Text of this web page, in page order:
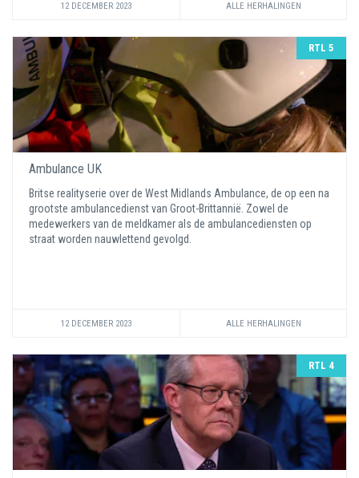
12 DECEMBER 2023 ALLE HERHALINGEN
RTL 5
Ambulance UK
Britse realityserie over de West Midlands Ambulance, de op een na
grootste ambulancedienst van Groot-Brittannië. Zowel de
medewerkers van de meldkamer als de ambulancediensten op
straat worden nauwlettend gevolgd.
12 DECEMBER 2023 ALLE HERHALINGEN
RTL 4